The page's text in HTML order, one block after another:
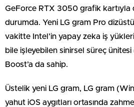
GeForce RTX 3050 grafik kartıyla
durumda. Yeni LG gram Pro
vakitte Intel’in yapay zeka iş
bile işleyebilen sinirsel süreç
Boost’a da sahip.
Üstelik yeni LG gram, LG gram
yahut iOS aygıtları ortasında